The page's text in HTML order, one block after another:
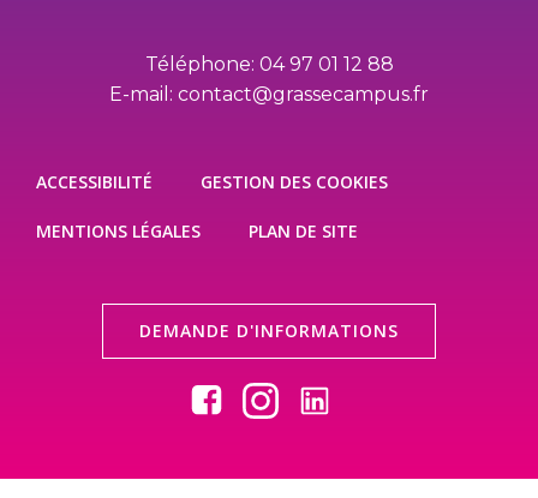
Téléphone: 04 97 01 12 88
E-mail: contact@grassecampus.fr
ACCESSIBILITÉ GESTION DES COOKIES
MENTIONS LÉGALES PLAN DE SITE
DEMANDE D'INFORMATIONS